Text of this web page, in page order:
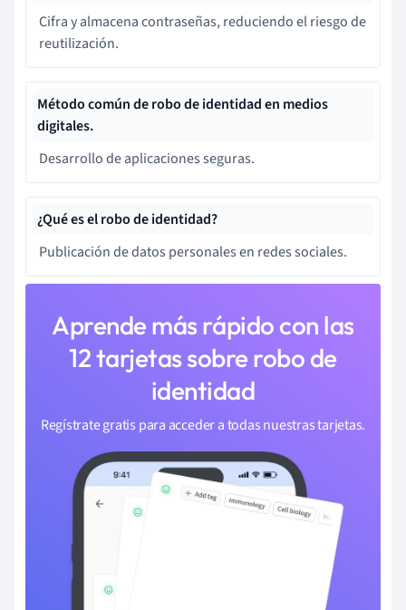
Cifra y almacena contraseñas, reduciendo el riesgo de
reutilización.
Método común de robo de identidad en medios
digitales.
Desarrollo de aplicaciones seguras.
¿Qué es el robo de identidad?
Publicación de datos personales en redes sociales.
Aprende más rápido con las
12 tarjetas sobre robo de
identidad
Regístrate gratis para acceder a todas nuestras tarjetas.